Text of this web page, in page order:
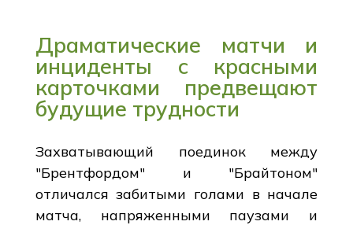
Драматические матчи и
инциденты с красными
карточками предвещают
будущие трудности
Захватывающий поединок между
"Брентфордом" и "Брайтоном"
отличался забитыми голами в начале
матча, напряженными паузами и